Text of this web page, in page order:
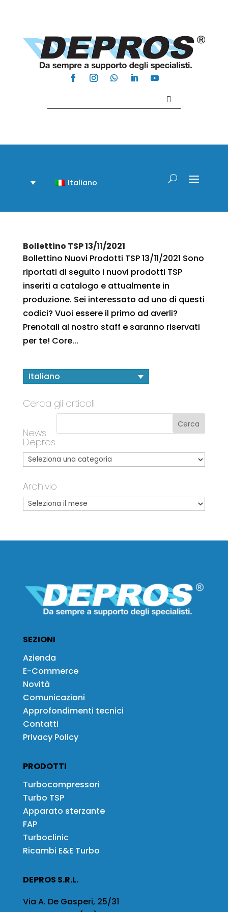
Italiano
Bollettino TSP 13/11/2021
Bollettino Nuovi Prodotti TSP 13/11/2021 Sono
riportati di seguito i nuovi prodotti TSP
inseriti a catalogo e attualmente in
produzione. Sei interessato ad uno di questi
codici? Vuoi essere il primo ad averli?
Prenotali al nostro staff e saranno riservati
per te! Core...
Italiano
Cerca gli articoli
News
Depros
Archivio
SEZIONI
Azienda
E-Commerce
Novità
Comunicazioni
Approfondimenti tecnici
Contatti
Privacy Policy
PRODOTTI
Turbocompressori
Turbo TSP
Apparato sterzante
FAP
Turboclinic
Ricambi E&E Turbo
DEPROS S.R.L.
Via A. De Gasperi, 25/31